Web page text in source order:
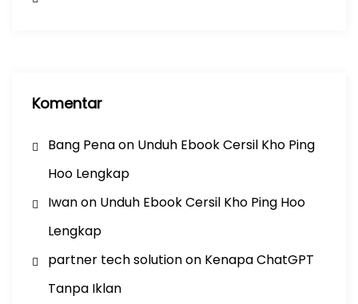
Komentar
Bang Penaon Unduh Ebook Cersil Kho Ping
Hoo Lengkap
Iwanon Unduh Ebook Cersil Kho Ping Hoo
Lengkap
partner tech solutionon Kenapa ChatGPT
Tanpa Iklan